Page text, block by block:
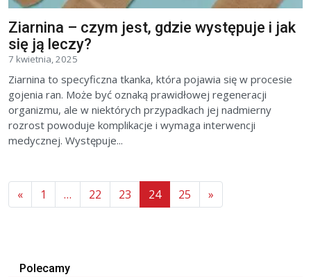
Ziarnina – czym jest, gdzie występuje i jak
się ją leczy?
7 kwietnia, 2025
Ziarnina to specyficzna tkanka, która pojawia się w procesie
gojenia ran. Może być oznaką prawidłowej regeneracji
organizmu, ale w niektórych przypadkach jej nadmierny
rozrost powoduje komplikacje i wymaga interwencji
medycznej. Występuje...
« 1 … 22 23 24 25 »
Polecamy